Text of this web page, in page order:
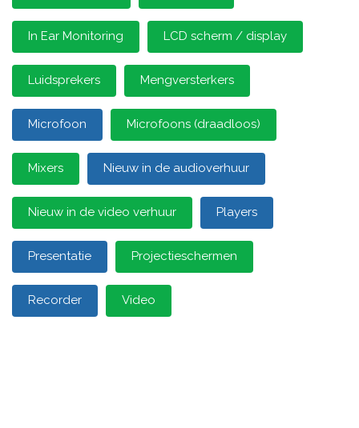
In Ear Monitoring LCD scherm / display
Luidsprekers Mengversterkers
Microfoon Microfoons (draadloos)
Mixers Nieuw in de audioverhuur
Nieuw in de video verhuur Players
Presentatie Projectieschermen
Recorder Video